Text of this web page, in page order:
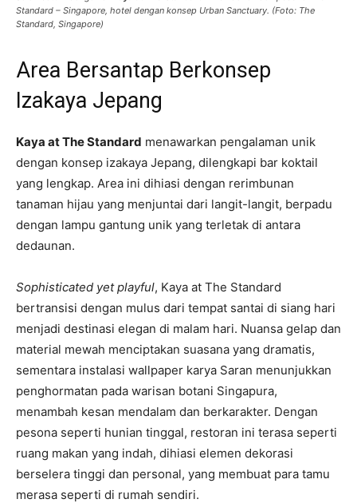
Standard – Singapore, hotel dengan konsep Urban Sanctuary. (Foto: The
Standard, Singapore)
Area Bersantap Berkonsep
Izakaya Jepang
Kaya at The Standard menawarkan pengalaman unik
dengan konsep izakaya Jepang, dilengkapi bar koktail
yang lengkap. Area ini dihiasi dengan rerimbunan
tanaman hijau yang menjuntai dari langit-langit, berpadu
dengan lampu gantung unik yang terletak di antara
dedaunan.
Sophisticated yet playful, Kaya at The Standard
bertransisi dengan mulus dari tempat santai di siang hari
menjadi destinasi elegan di malam hari. Nuansa gelap dan
material mewah menciptakan suasana yang dramatis,
sementara instalasi wallpaper karya Saran menunjukkan
penghormatan pada warisan botani Singapura,
menambah kesan mendalam dan berkarakter. Dengan
pesona seperti hunian tinggal, restoran ini terasa seperti
ruang makan yang indah, dihiasi elemen dekorasi
berselera tinggi dan personal, yang membuat para tamu
merasa seperti di rumah sendiri.